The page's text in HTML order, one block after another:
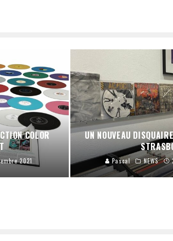
COLOR
2021
UN NOUVEAU
Pascal NEWS